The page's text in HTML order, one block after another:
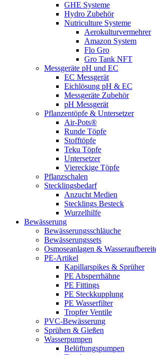
GHE Systeme
Hydro Zubehör
Nutriculture Systeme
Aerokulturvermehrer
Amazon System
Flo Gro
Gro Tank NFT
Messgeräte pH und EC
EC Messgerät
Eichlösung pH & EC
Messgeräte Zubehör
pH Messgerät
Pflanzentöpfe & Untersetzer
Air-Pots®
Runde Töpfe
Stofftöpfe
Teku Töpfe
Untersetzer
Viereckige Töpfe
Pflanzschalen
Stecklingsbedarf
Anzucht Medien
Stecklings Besteck
Wurzelhilfe
Bewässerung
Bewässerungsschläuche
Bewässerungssets
Osmoseanlagen &
PE-Artikel
Kapillarspikes & Sprüher
PE Absperrhähne
PE Fittings
PE Steckkupplung
PE Wasserfilter
Tropfer Ventile
PVC-Bewässerung
Sprühen & Gießen
Wasserpumpen
Belüftungspumpen